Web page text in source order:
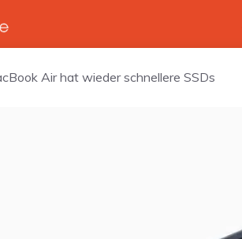
Air hat wieder schnellere SSDs